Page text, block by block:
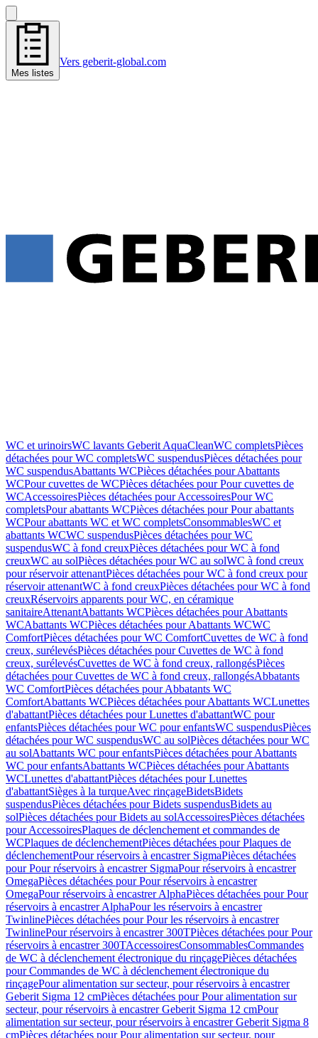
Mes listes
Vers geberit-global.com
WC et urinoirsWC lavants Geberit AquaCleanWC completsPièces
détachées pour WC completsWC suspendusPièces détachées pour
WC suspendusAbattants WCPièces détachées pour Abattants
WCPour cuvettes de WCPièces détachées pour Pour cuvettes de
WCAccessoiresPièces détachées pour AccessoiresPour WC
completsPour abattants WCPièces détachées pour Pour abattants
WCPour abattants WC et WC completsConsommablesWC et
abattants WCWC suspendusPièces détachées pour WC
suspendusWC à fond creuxPièces détachées pour WC à fond
creuxWC au solPièces détachées pour WC au solWC à fond creux
pour réservoir attenantPièces détachées pour WC à fond creux pour
réservoir attenantWC à fond creuxPièces détachées pour WC à fond
creuxRéservoirs apparents pour WC, en céramique
sanitaireAttenantAbattants WCPièces détachées pour Abattants
WCAbattants WCPièces détachées pour Abattants WCWC
ComfortPièces détachées pour WC ComfortCuvettes de WC à fond
creux, surélevésPièces détachées pour Cuvettes de WC à fond
creux, surélevésCuvettes de WC à fond creux, rallongésPièces
détachées pour Cuvettes de WC à fond creux, rallongésAbbatants
WC ComfortPièces détachées pour Abbatants WC
ComfortAbattants WCPièces détachées pour Abattants WCLunettes
d'abattantPièces détachées pour Lunettes d'abattantWC pour
enfantsPièces détachées pour WC pour enfantsWC suspendusPièces
détachées pour WC suspendusWC au solPièces détachées pour WC
au solAbattants WC pour enfantsPièces détachées pour Abattants
WC pour enfantsAbattants WCPièces détachées pour Abattants
WCLunettes d'abattantPièces détachées pour Lunettes
d'abattantSièges à la turqueAvec rinçageBidetsBidets
suspendusPièces détachées pour Bidets suspendusBidets au
solPièces détachées pour Bidets au solAccessoiresPièces détachées
pour AccessoiresPlaques de déclenchement et commandes de
WCPlaques de déclenchementPièces détachées pour Plaques de
déclenchementPour réservoirs à encastrer SigmaPièces détachées
pour Pour réservoirs à encastrer SigmaPour réservoirs à encastrer
OmegaPièces détachées pour Pour réservoirs à encastrer
OmegaPour réservoirs à encastrer AlphaPièces détachées pour Pour
réservoirs à encastrer AlphaPour les réservoirs à encastrer
TwinlinePièces détachées pour Pour les réservoirs à encastrer
TwinlinePour réservoirs à encastrer 300TPièces détachées pour Pour
réservoirs à encastrer 300TAccessoiresConsommablesCommandes
de WC à déclenchement électronique du rinçagePièces détachées
pour Commandes de WC à déclenchement électronique du
rinçagePour alimentation sur secteur, pour réservoirs à encastrer
Geberit Sigma 12 cmPièces détachées pour Pour alimentation sur
secteur, pour réservoirs à encastrer Geberit Sigma 12 cmPour
alimentation sur secteur, pour réservoirs à encastrer Geberit Sigma 8
cmPièces détachées pour Pour alimentation sur secteur, pour